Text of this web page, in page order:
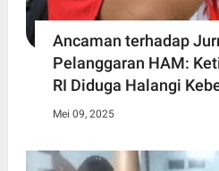
Ancaman terhadap
Pelanggaran HAM:
RI Diduga Halangi
Mei 09, 2025